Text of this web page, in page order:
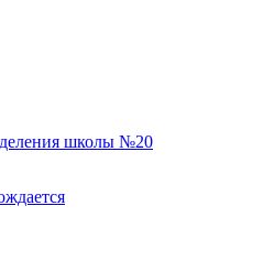
школы №20